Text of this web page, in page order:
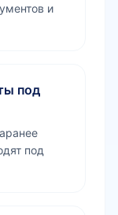
и
под
под